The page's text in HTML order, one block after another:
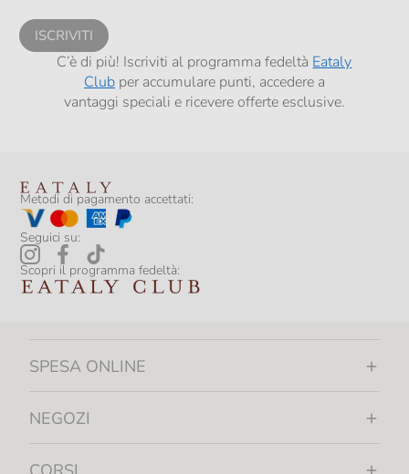
ISCRIVITI
C’è di più! Iscriviti al programma fedeltà Eataly
Clubper accumulare punti, accedere a
vantaggi speciali e ricevere offerte esclusive.
Metodi di pagamento accettati:
Seguici su:
Scopri il programma fedeltà:
SPESA ONLINE
NEGOZI